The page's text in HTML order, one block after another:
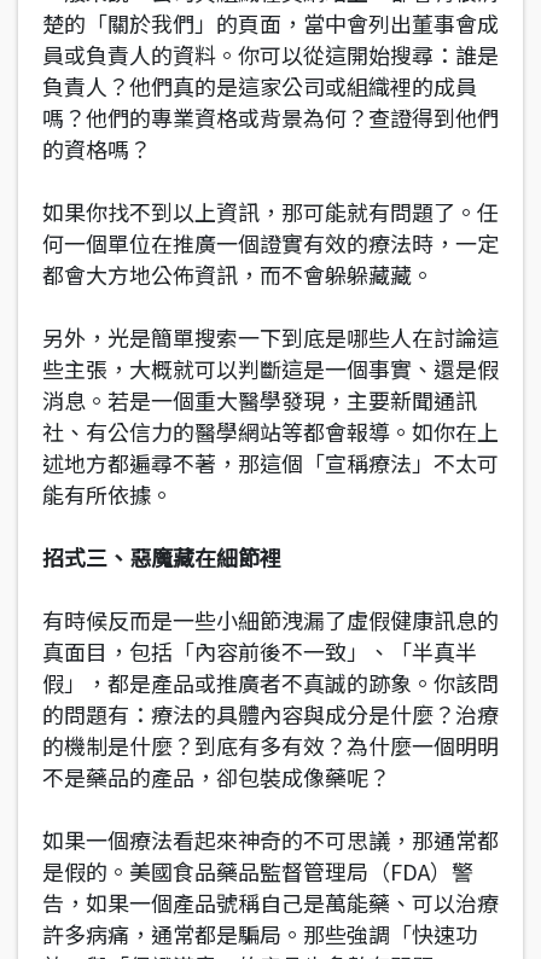
楚的「關於我們」的頁面，當中會列出董事會成
員或負責人的資料。你可以從這開始搜尋：誰是
負責人？他們真的是這家公司或組織裡的成員
嗎？他們的專業資格或背景為何？查證得到他們
的資格嗎？
如果你找不到以上資訊，那可能就有問題了。任
何一個單位在推廣一個證實有效的療法時，一定
都會大方地公佈資訊，而不會躲躲藏藏。
另外，光是簡單搜索一下到底是哪些人在討論這
些主張，大概就可以判斷這是一個事實、還是假
消息。若是一個重大醫學發現，主要新聞通訊
社、有公信力的醫學網站等都會報導。如你在上
述地方都遍尋不著，那這個「宣稱療法」不太可
能有所依據。
招式三、惡魔藏在細節裡
有時候反而是一些小細節洩漏了虛假健康訊息的
真面目，包括「內容前後不一致」、「半真半
假」，都是產品或推廣者不真誠的跡象。你該問
的問題有：療法的具體內容與成分是什麼？治療
的機制是什麼？到底有多有效？為什麼一個明明
不是藥品的產品，卻包裝成像藥呢？
如果一個療法看起來神奇的不可思議，那通常都
是假的。美國食品藥品監督管理局（FDA）警
告，如果一個產品號稱自己是萬能藥、可以治療
許多病痛，通常都是騙局。那些強調「快速功